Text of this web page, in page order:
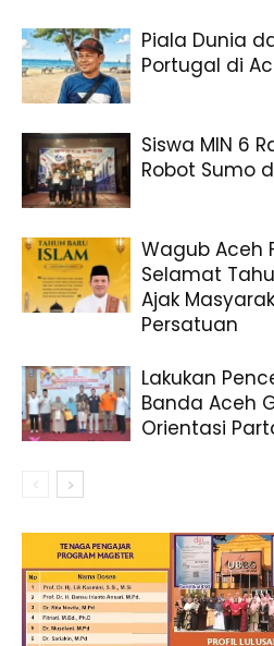
Piala Dunia
Portugal di
Siswa MIN 6
Robot Sumo
Wagub Aceh
Selamat
Ajak
Persatuan
Lakukan
Banda Aceh
Orientasi